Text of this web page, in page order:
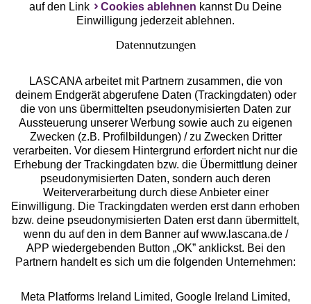
Services
Beratung
Über uns
Rechtliches
auf den Link
Cookies ablehnen kannst Du Deine
Einwilligung jederzeit ablehnen.
Datennutzungen
LASCANA arbeitet mit Partnern zusammen, die von
deinem Endgerät abgerufene Daten (Trackingdaten) oder
die von uns übermittelten pseudonymisierten Daten zur
Aussteuerung unserer Werbung sowie auch zu eigenen
Zwecken (z.B. Profilbildungen) / zu Zwecken Dritter
verarbeiten. Vor diesem Hintergrund erfordert nicht nur die
Erhebung der Trackingdaten bzw. die Übermittlung deiner
pseudonymisierten Daten, sondern auch deren
Weiterverarbeitung durch diese Anbieter einer
Einwilligung. Die Trackingdaten werden erst dann erhoben
bzw. deine pseudonymisierten Daten erst dann übermittelt,
wenn du auf den in dem Banner auf www.lascana.de /
APP wiedergebenden Button „OK” anklickst. Bei den
Partnern handelt es sich um die folgenden Unternehmen:
Meta Platforms Ireland Limited, Google Ireland Limited,